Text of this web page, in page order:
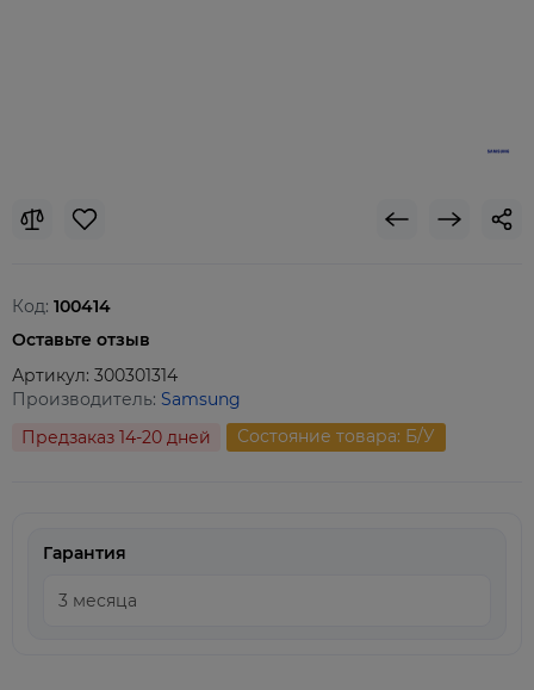
Код: 100414
Оставьте отзыв
Артикул: 300301314
Производитель: Samsung
Предзаказ 14-20 дней
Состояние товара: Б/У
Гарантия